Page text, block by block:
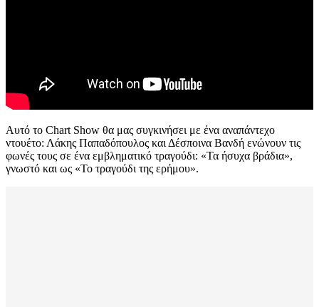
Αυτό το Chart Show θα μας συγκινήσει με ένα αναπάντεχο
ντουέτο: Λάκης Παπαδόπουλος και Δέσποινα Βανδή ενώνουν τις
φωνές τους σε ένα εμβληματικό τραγούδι: «Τα ήσυχα βράδια»,
γνωστό και ως «Το τραγούδι της ερήμου».